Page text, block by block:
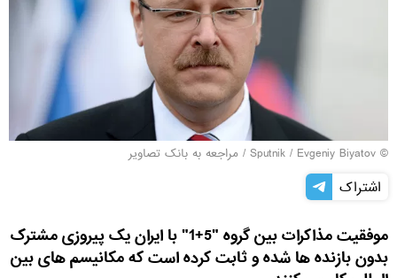
© Sputnik / Evgeniy Biyatov
/ مراجعه به بانک تصاویر
اشتراک
موفقیت مذاکرات بین گروه "5+1" با ایران یک پیروزی مشترک
بدون بازنده ها شده و ثابت کرده است که مکانیسم های بین